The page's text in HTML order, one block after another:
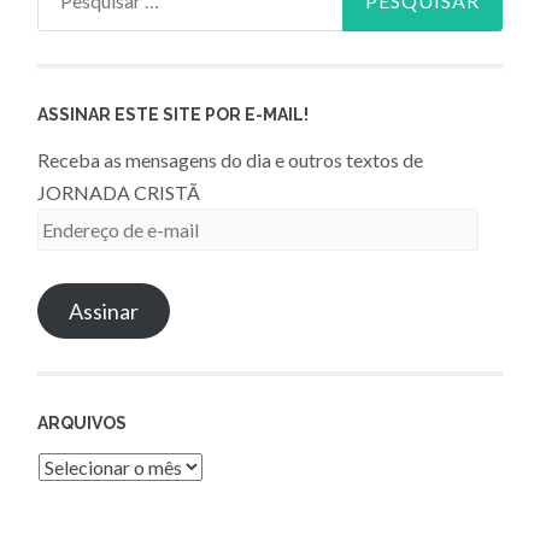
ASSINAR ESTE SITE POR E-MAIL!
Receba as mensagens do dia e outros textos de
JORNADA CRISTÃ
Endereço
e-
mailAssinar
ARQUIVOS
Arquivos